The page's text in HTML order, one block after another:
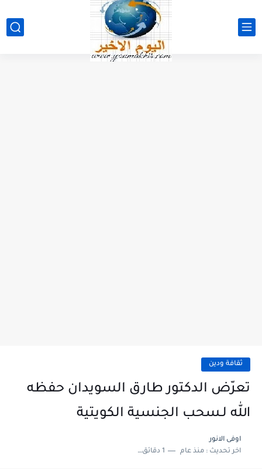
ثقافة ودين
تعرّض الدكتور طارق السويدان حفظه
الله لـسحب الجنسية الكويتية
اوفى الانور
اخر تحديث :منذ عام 1 دقائق للقراءة